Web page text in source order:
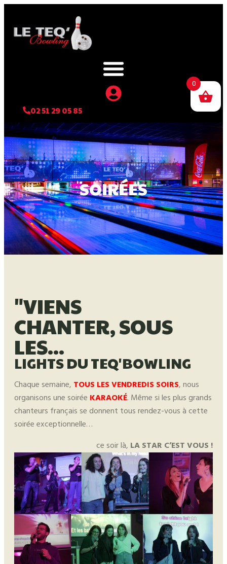
02 51 29 05 85
SOIRÉES
"VIENS
CHANTER, SOUS
LES...
LIGHTS DU TEQ'BOWLING
Chaque semaine, TOUS LES VENDREDIS SOIRS, nous
organisons une soirée KARAOKÉ. Même si les plus grands
chanteurs français se donnent tous rendez-vous à cette
soirée exceptionnelle…
ce soir là, LA STAR C’EST VOUS !
0